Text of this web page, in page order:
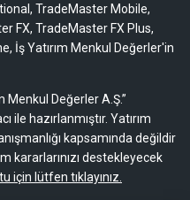
TradeMaster Mobile,
FX, TradeMaster FX Plus,
İş Yatırım Menkul Değerler'in
Menkul Değerler A.Ş.”
hazırlanmıştır. Yatırım
kapsamında değildir
kararlarınızı destekleyecek
için lütfen tıklayınız.